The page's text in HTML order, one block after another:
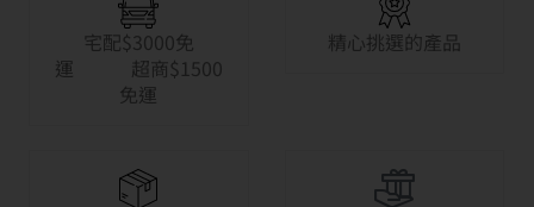
宅配$3000免
運 超商$1500
免運
精心挑選的產品